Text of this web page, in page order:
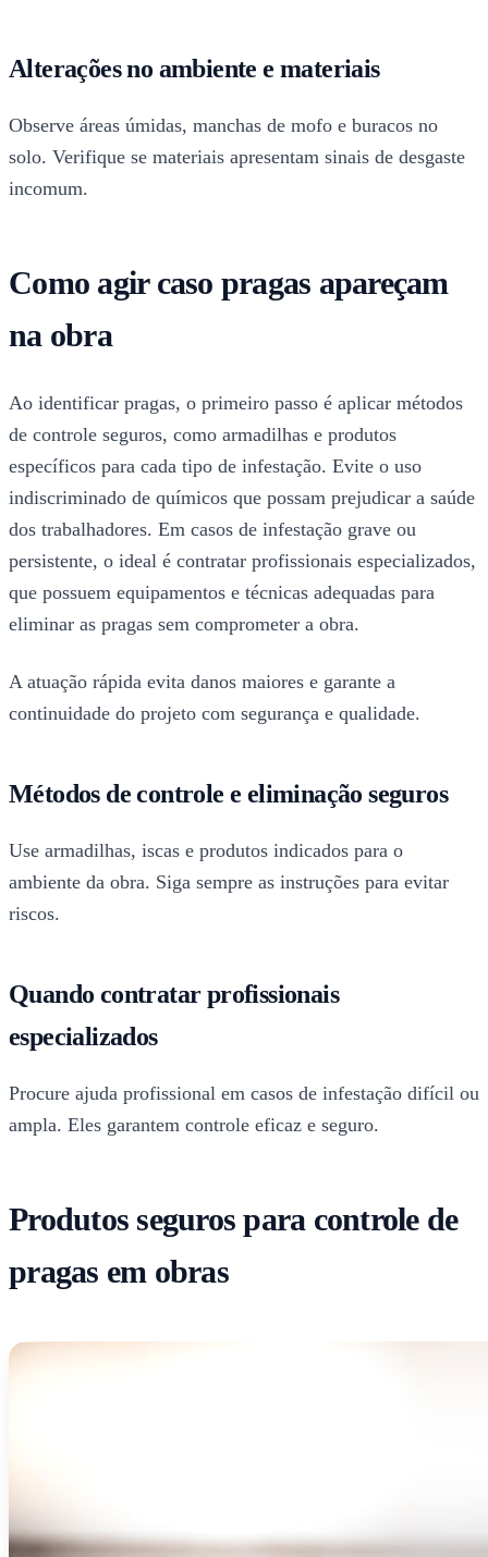
Alterações no ambiente e materiais
Observe áreas úmidas, manchas de mofo e buracos no
solo. Verifique se materiais apresentam sinais de desgaste
incomum.
Como agir caso pragas apareçam
na obra
Ao identificar pragas, o primeiro passo é aplicar métodos
de controle seguros, como armadilhas e produtos
específicos para cada tipo de infestação. Evite o uso
indiscriminado de químicos que possam prejudicar a saúde
dos trabalhadores. Em casos de infestação grave ou
persistente, o ideal é contratar profissionais especializados,
que possuem equipamentos e técnicas adequadas para
eliminar as pragas sem comprometer a obra.
A atuação rápida evita danos maiores e garante a
continuidade do projeto com segurança e qualidade.
Métodos de controle e eliminação seguros
Use armadilhas, iscas e produtos indicados para o
ambiente da obra. Siga sempre as instruções para evitar
riscos.
Quando contratar profissionais
especializados
Procure ajuda profissional em casos de infestação difícil ou
ampla. Eles garantem controle eficaz e seguro.
Produtos seguros para controle de
pragas em obras